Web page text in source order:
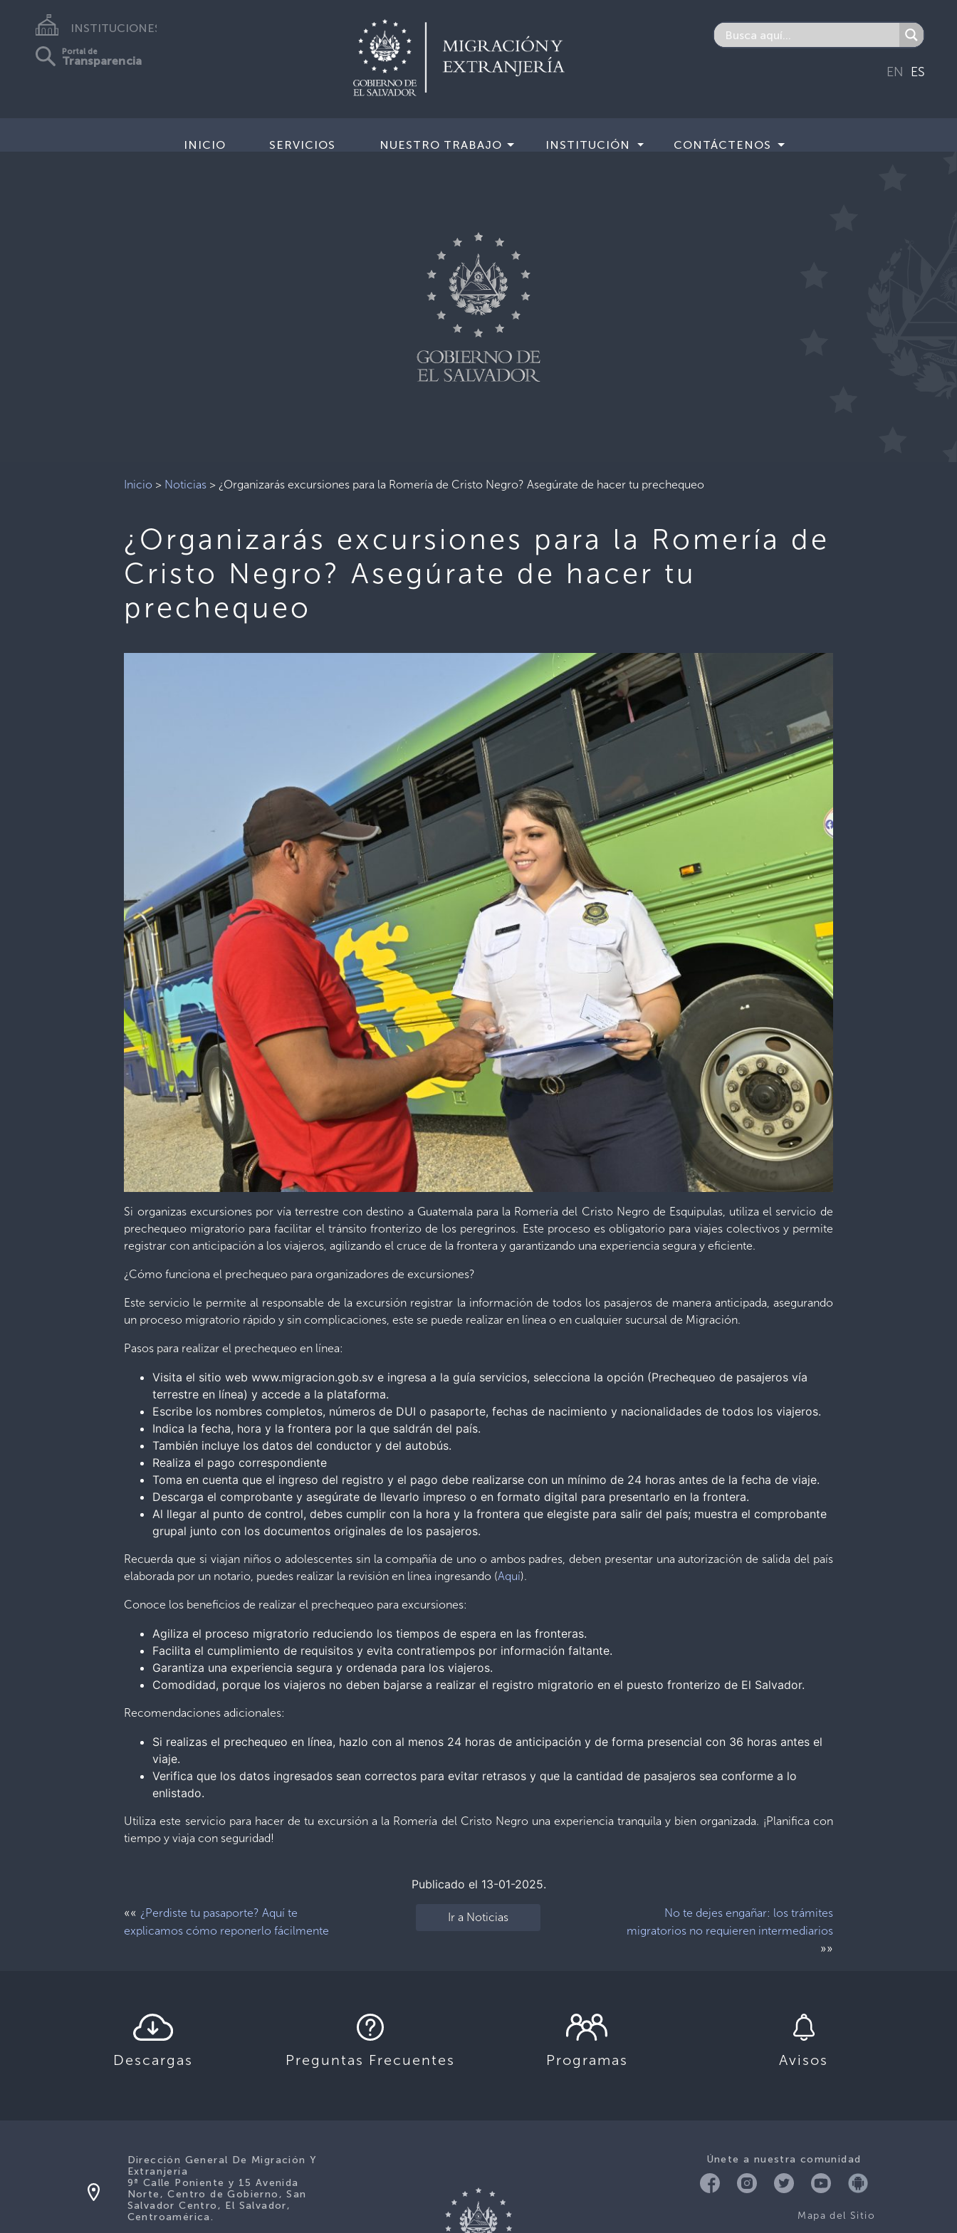
INSTITUCIONES
Portal de
Transparencia
EN ES
INICIO SERVICIOS NUESTRO TRABAJO INSTITUCIÓN CONTÁCTENOS
Inicio > Noticias > ¿Organizarás excursiones para la Romería de Cristo Negro? Asegúrate de hacer tu prechequeo
¿Organizarás excursiones para la Romería de
Cristo Negro? Asegúrate de hacer tu
prechequeo
Si organizas excursiones por vía terrestre con destino a Guatemala para la Romería del Cristo Negro de Esquipulas, utiliza el servicio de
prechequeo migratorio para facilitar el tránsito fronterizo de los peregrinos. Este proceso es obligatorio para viajes colectivos y permite
registrar con anticipación a los viajeros, agilizando el cruce de la frontera y garantizando una experiencia segura y eficiente.
¿Cómo funciona el prechequeo para organizadores de excursiones?
Este servicio le permite al responsable de la excursión registrar la información de todos los pasajeros de manera anticipada, asegurando
un proceso migratorio rápido y sin complicaciones, este se puede realizar en línea o en cualquier sucursal de Migración.
Pasos para realizar el prechequeo en línea:
Visita el sitio web www.migracion.gob.sv e ingresa a la guía servicios, selecciona la opción (Prechequeo de pasajeros vía
terrestre en línea) y accede a la plataforma.
Escribe los nombres completos, números de DUI o pasaporte, fechas de nacimiento y nacionalidades de todos los viajeros.
Indica la fecha, hora y la frontera por la que saldrán del país.
También incluye los datos del conductor y del autobús.
Realiza el pago correspondiente
Toma en cuenta que el ingreso del registro y el pago debe realizarse con un mínimo de 24 horas antes de la fecha de viaje.
Descarga el comprobante y asegúrate de llevarlo impreso o en formato digital para presentarlo en la frontera.
Al llegar al punto de control, debes cumplir con la hora y la frontera que elegiste para salir del país; muestra el comprobante
grupal junto con los documentos originales de los pasajeros.
Recuerda que si viajan niños o adolescentes sin la compañía de uno o ambos padres, deben presentar una autorización de salida del país
elaborada por un notario, puedes realizar la revisión en línea ingresando (Aquí).
Conoce los beneficios de realizar el prechequeo para excursiones:
Agiliza el proceso migratorio reduciendo los tiempos de espera en las fronteras.
Facilita el cumplimiento de requisitos y evita contratiempos por información faltante.
Garantiza una experiencia segura y ordenada para los viajeros.
Comodidad, porque los viajeros no deben bajarse a realizar el registro migratorio en el puesto fronterizo de El Salvador.
Recomendaciones adicionales:
Si realizas el prechequeo en línea, hazlo con al menos 24 horas de anticipación y de forma presencial con 36 horas antes el
viaje.
Verifica que los datos ingresados sean correctos para evitar retrasos y que la cantidad de pasajeros sea conforme a lo
enlistado.
Utiliza este servicio para hacer de tu excursión a la Romería del Cristo Negro una experiencia tranquila y bien organizada. ¡Planifica con
tiempo y viaja con seguridad!
Publicado el 13-01-2025.
«« ¿Perdiste tu pasaporte? Aquí te
explicamos cómo reponerlo fácilmente
Ir a Noticias
No te dejes engañar: los trámites
migratorios no requieren intermediarios
»»
Descargas Preguntas Frecuentes Programas Avisos
Únete a nuestra comunidad
Mapa del Sitio
Dirección General De Migración Y
Extranjería
9ª Calle Poniente y 15 Avenida
Norte, Centro de Gobierno, San
Salvador Centro, El Salvador,
Centroamérica.